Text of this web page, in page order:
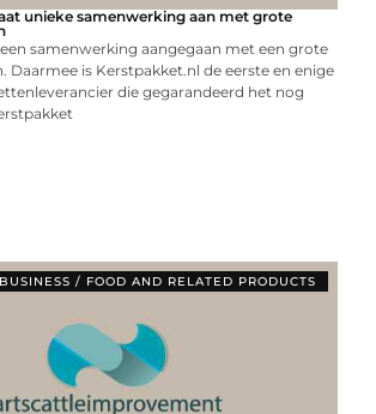
unieke samenwerking aan met grote
samenwerking aangegaan met een grote
Daarmee is Kerstpakket.nl de eerste en enige
die gegarandeerd het nog
BUSINESS / FOOD AND RELATED PRODUCTS